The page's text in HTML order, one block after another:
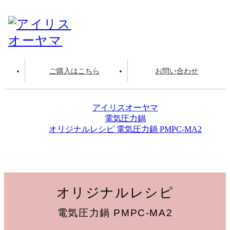
ご購入はこちら お問い合わせ
アイリスオーヤマ
電気圧力鍋
オリジナルレシピ 電気圧力鍋 PMPC-MA2
オリジナルレシピ
電気圧力鍋 PMPC-MA2